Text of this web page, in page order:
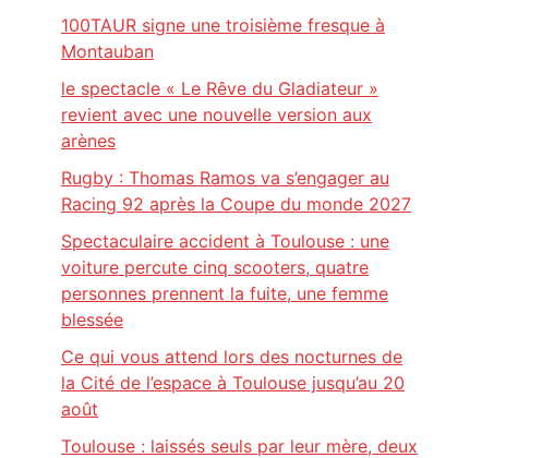
100TAUR signe une troisième fresque à
Montauban
le spectacle « Le Rêve du Gladiateur »
revient avec une nouvelle version aux
arènes
Rugby : Thomas Ramos va s’engager au
Racing 92 après la Coupe du monde 2027
Spectaculaire accident à Toulouse : une
voiture percute cinq scooters, quatre
personnes prennent la fuite, une femme
blessée
Ce qui vous attend lors des nocturnes de
la Cité de l’espace à Toulouse jusqu’au 20
août
Toulouse : laissés seuls par leur mère, deux